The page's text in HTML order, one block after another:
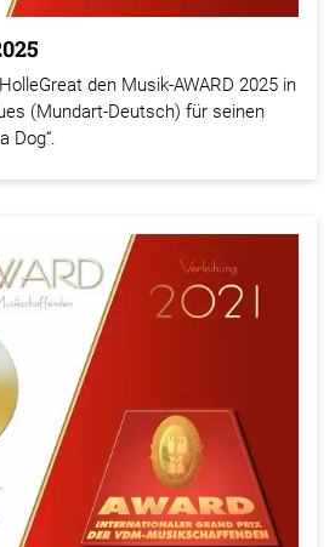
den Musik-AWARD 2025 in
(Mundart-Deutsch) für seinen
Dog“.